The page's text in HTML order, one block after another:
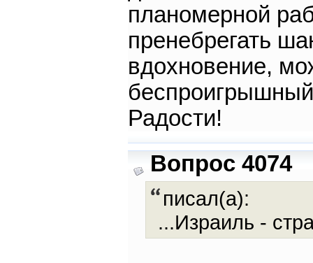
планомерной
пренебрегать
вдохновение,
беспроигрышный
Радости!
Вопрос 4074
писал(а):
...Израиль -